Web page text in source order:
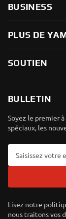
BUSINESS
PLUS DE
SOUTIEN
BULLETIN
Soyez le premier
spéciaux, les
Lisez notre
nous traitons vos